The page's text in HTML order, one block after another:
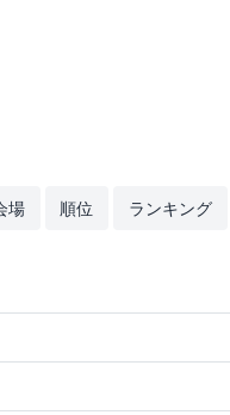
場 順位 ランキング